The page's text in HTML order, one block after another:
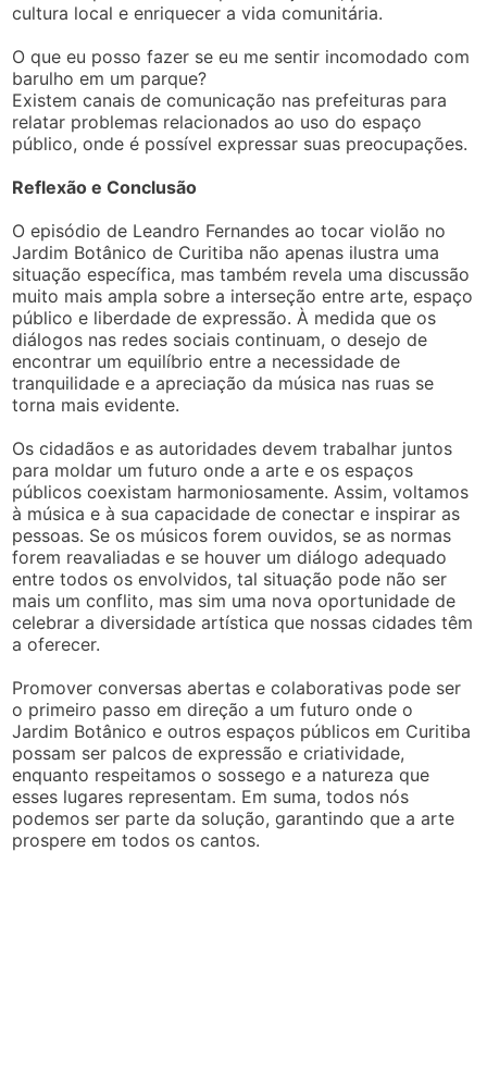
cultura local e enriquecer a vida comunitária.
O que eu posso fazer se eu me sentir incomodado com
barulho em um parque?
Existem canais de comunicação nas prefeituras para
relatar problemas relacionados ao uso do espaço
público, onde é possível expressar suas preocupações.
Reflexão e Conclusão
O episódio de Leandro Fernandes ao tocar violão no
Jardim Botânico de Curitiba não apenas ilustra uma
situação específica, mas também revela uma discussão
muito mais ampla sobre a interseção entre arte, espaço
público e liberdade de expressão. À medida que os
diálogos nas redes sociais continuam, o desejo de
encontrar um equilíbrio entre a necessidade de
tranquilidade e a apreciação da música nas ruas se
torna mais evidente.
Os cidadãos e as autoridades devem trabalhar juntos
para moldar um futuro onde a arte e os espaços
públicos coexistam harmoniosamente. Assim, voltamos
à música e à sua capacidade de conectar e inspirar as
pessoas. Se os músicos forem ouvidos, se as normas
forem reavaliadas e se houver um diálogo adequado
entre todos os envolvidos, tal situação pode não ser
mais um conflito, mas sim uma nova oportunidade de
celebrar a diversidade artística que nossas cidades têm
a oferecer.
Promover conversas abertas e colaborativas pode ser
o primeiro passo em direção a um futuro onde o
Jardim Botânico e outros espaços públicos em Curitiba
possam ser palcos de expressão e criatividade,
enquanto respeitamos o sossego e a natureza que
esses lugares representam. Em suma, todos nós
podemos ser parte da solução, garantindo que a arte
prospere em todos os cantos.